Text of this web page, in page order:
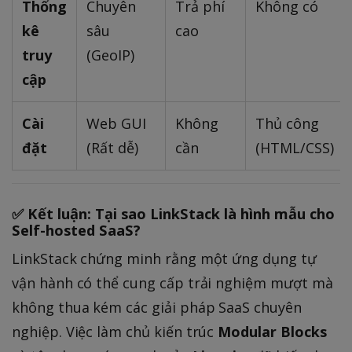
Thống
kê
truy
cập
Chuyên
sâu
(GeoIP)
Trả phí
cao
Không có
Cài
đặt
Web GUI
(Rất dễ)
Không
cần
Thủ công
(HTML/CSS)
✅ Kết luận: Tại sao LinkStack là hình mẫu cho
Self-hosted SaaS?
LinkStack chứng minh rằng một ứng dụng tự
vận hành có thể cung cấp trải nghiệm mượt mà
không thua kém các giải pháp SaaS chuyên
nghiệp. Việc làm chủ kiến trúc Modular Blocks